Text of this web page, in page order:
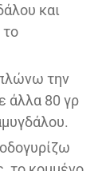
και
την
άλλα 80 γρ